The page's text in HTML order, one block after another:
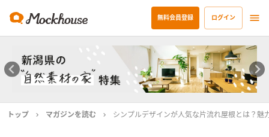
無料会員登録 ログイン
トップ マガジンを読む シンプルデザインが人気な片流れ屋根とは？魅